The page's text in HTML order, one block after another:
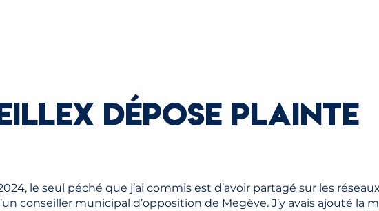
DÉPOSE PLAINTE
le seul péché que j’ai commis est d’avoir partagé sur les
conseiller municipal d’opposition de Megève. J’y avais ajouté la